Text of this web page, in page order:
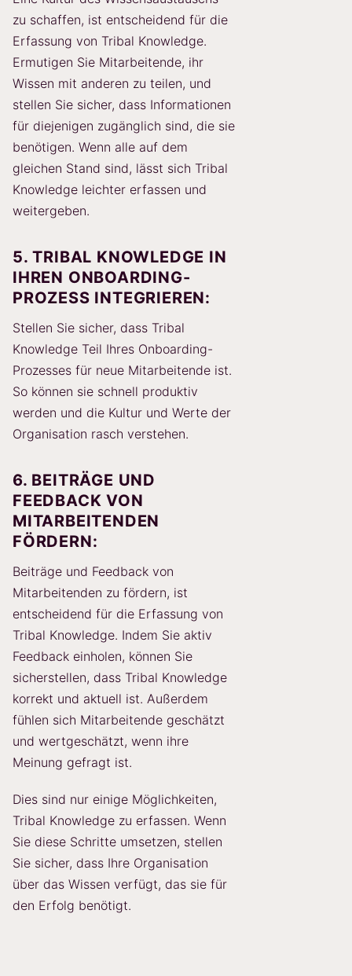
zu schaffen, ist entscheidend für die
Erfassung von Tribal Knowledge.
Ermutigen Sie Mitarbeitende, ihr
Wissen mit anderen zu teilen, und
stellen Sie sicher, dass Informationen
für diejenigen zugänglich sind, die sie
benötigen. Wenn alle auf dem
gleichen Stand sind, lässt sich Tribal
Knowledge leichter erfassen und
weitergeben.
5. TRIBAL KNOWLEDGE IN
IHREN ONBOARDING-
PROZESS INTEGRIEREN:
Stellen Sie sicher, dass Tribal
Knowledge Teil Ihres Onboarding-
Prozesses für neue Mitarbeitende ist.
So können sie schnell produktiv
werden und die Kultur und Werte der
Organisation rasch verstehen.
6. BEITRÄGE UND
FEEDBACK VON
MITARBEITENDEN
FÖRDERN:
Beiträge und Feedback von
Mitarbeitenden zu fördern, ist
entscheidend für die Erfassung von
Tribal Knowledge. Indem Sie aktiv
Feedback einholen, können Sie
sicherstellen, dass Tribal Knowledge
korrekt und aktuell ist. Außerdem
fühlen sich Mitarbeitende geschätzt
und wertgeschätzt, wenn ihre
Meinung gefragt ist.
Dies sind nur einige Möglichkeiten,
Tribal Knowledge zu erfassen. Wenn
Sie diese Schritte umsetzen, stellen
Sie sicher, dass Ihre Organisation
über das Wissen verfügt, das sie für
den Erfolg benötigt.